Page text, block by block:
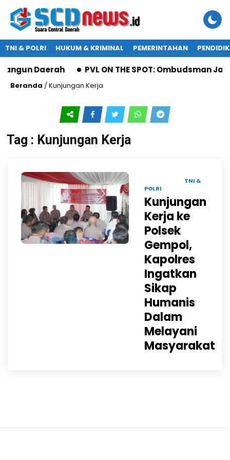
TNI & POLRI HUKUM & KRIMINAL PEMERINTAHAN
Daerah PVL ON THE SPOT: Ombudsman
Beranda /Kunjungan Kerja
Tag : Kunjungan Kerja
TNI &
POLRI
Kunjungan
Kerja ke
Polsek
Gempol,
Kapolres
Ingatkan
Sikap
Humanis
Dalam
Melayani
Masyarakat